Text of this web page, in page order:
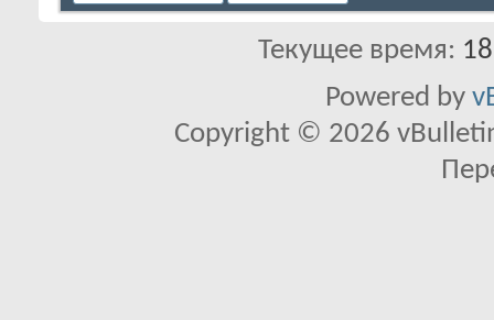
Текущее время:
Powered by
Copyright © 2026